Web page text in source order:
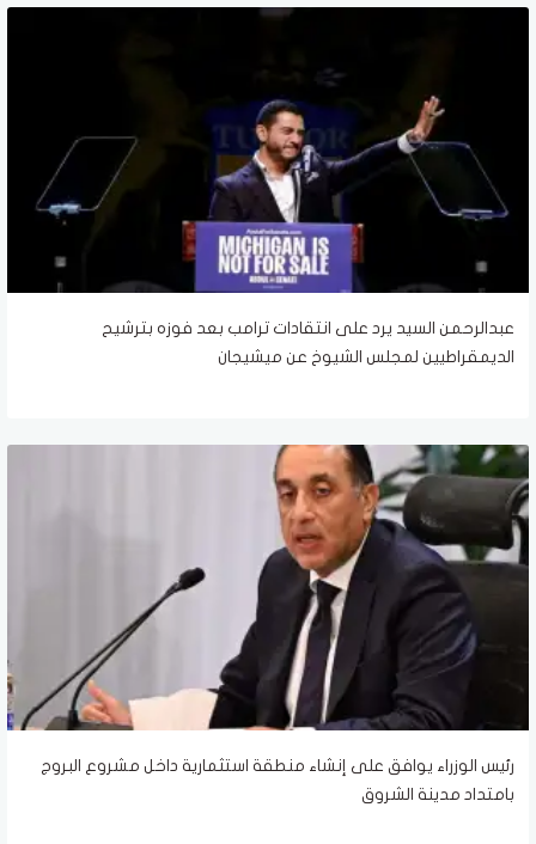
عبدالرحمن السيد يرد على انتقادات ترامب بعد فوزه بترشيح
الديمقراطيين لمجلس الشيوخ عن ميشيجان
رئيس الوزراء يوافق على إنشاء منطقة استثمارية داخل مشروع البروج
بامتداد مدينة الشروق